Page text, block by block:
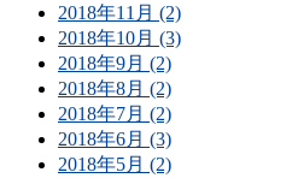
2018年11月 (2)
2018年10月 (3)
2018年9月 (2)
2018年8月 (2)
2018年7月 (2)
2018年6月 (3)
2018年5月 (2)